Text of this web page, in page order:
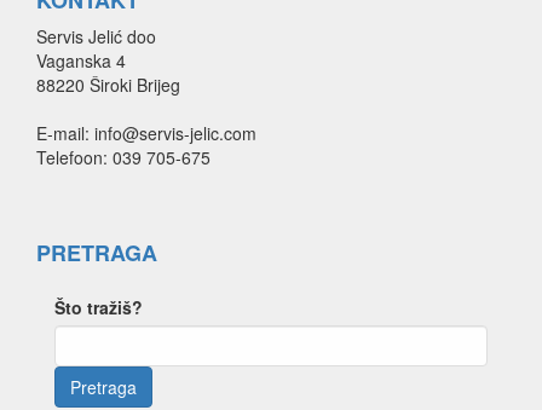
Servis Jelić doo
Vaganska 4
88220 Široki Brijeg
E-mail: info@servis-jelic.com
Telefoon: 039 705-675
PRETRAGA
Što tražiš?